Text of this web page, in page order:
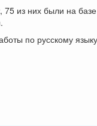
75 из них были на
по русскому